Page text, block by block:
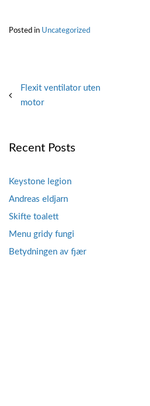
Posted in Uncategorized
Post
navigation
Flexit ventilator uten
motor
Recent Posts
Keystone legion
Andreas eldjarn
Skifte toalett
Menu gridy fungi
Betydningen av fjær